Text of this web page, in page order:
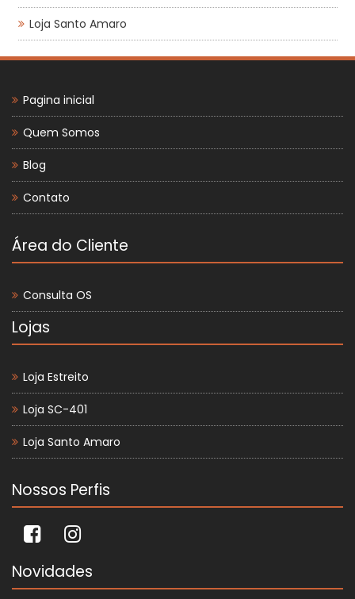
Loja Santo Amaro
Pagina inicial
Quem Somos
Blog
Contato
Área do Cliente
Consulta OS
Lojas
Loja Estreito
Loja SC-401
Loja Santo Amaro
Nossos Perfis
Novidades